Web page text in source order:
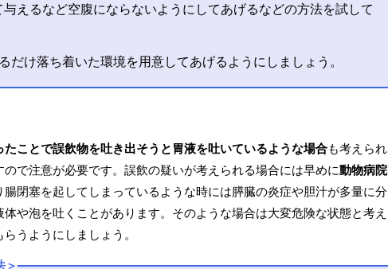
えるなど空腹にならないようにしてあげるなどの方法を試して
だけ落ち着いた環境を用意してあげるようにしましょう。
ことで誤飲物を吐き出そうと胃液を吐いているような場合も考えられ
で注意が必要です。誤飲の疑いが考えられる場合には早めに動物病院
閉塞を起してしまっているような時には膵臓の炎症や胆汁が多量に分
や泡を吐くことがあります。そのような場合は大変危険な状態と考え
うようにしましょう。
＞